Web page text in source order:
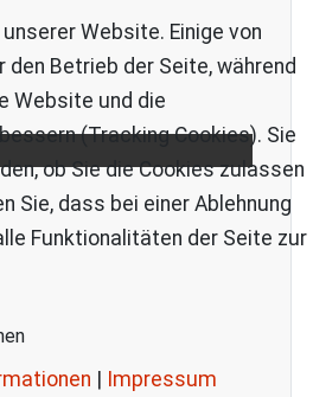
Website. Einige von
den Betrieb der Seite, während
Website und die
(Tracking Cookies). Sie
ob Sie die Cookies zulassen
Sie, dass bei einer Ablehnung
Funktionalitäten der Seite zur
Impressum